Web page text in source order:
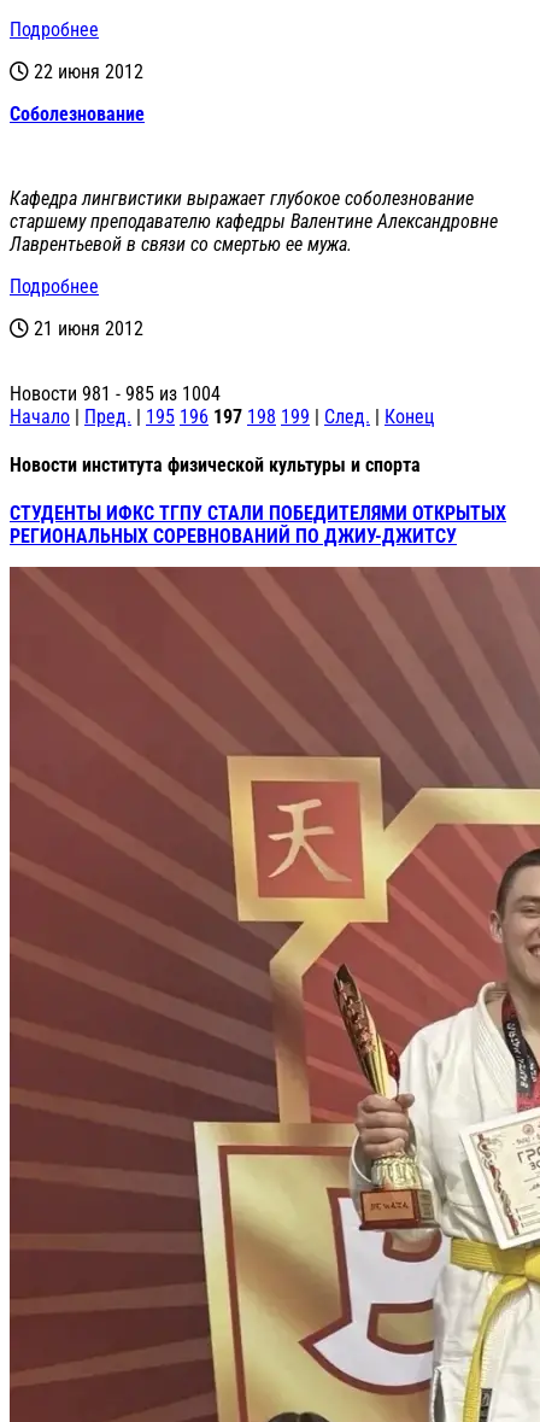
Подробнее
22 июня 2012
Соболезнование
Кафедра лингвистики выражает глубокое соболезнование
старшему преподавателю кафедры Валентине Александровне
Лаврентьевой в связи со смертью ее мужа.
Подробнее
21 июня 2012
Новости 981 - 985 из 1004
Начало | Пред. | 195 196 197 198 199 | След. | Конец
Новости института физической культуры и спорта
СТУДЕНТЫ ИФКС ТГПУ СТАЛИ ПОБЕДИТЕЛЯМИ ОТКРЫТЫХ
РЕГИОНАЛЬНЫХ СОРЕВНОВАНИЙ ПО ДЖИУ-ДЖИТСУ